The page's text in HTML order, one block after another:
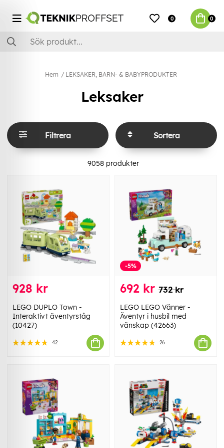
0 0
Hem LEKSAKER, BARN- & BABYPRODUKTER
Leksaker
Filtrera Sortera
9058produkter
928 kr
LEGO DUPLO Town -
Interaktivt äventyrståg
(10427)
42
-5%
692 kr 732 kr
LEGO LEGO Vänner -
Äventyr i husbil med
vänskap (42663)
26